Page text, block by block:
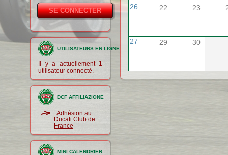
UTILISATEURS EN LIGNE
Il y a actuellement 1
utilisateur connecté.
DCF AFFILIAZIONE
Adhésion au
Ducati Club de
France
MINI CALENDRIER
26 22 23
27 29 30